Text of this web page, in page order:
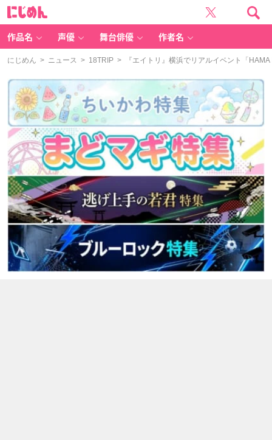
作品名 声優 舞台俳優 作者名
にじめん > ニュース > 18TRIP > 『エイトリ』横浜でリアルイベント「